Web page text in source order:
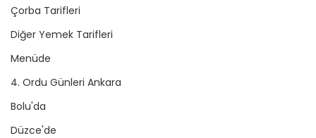
Çorba Tarifleri
Diğer Yemek Tarifleri
Menüde
4. Ordu Günleri Ankara
Bolu'da
Düzce'de